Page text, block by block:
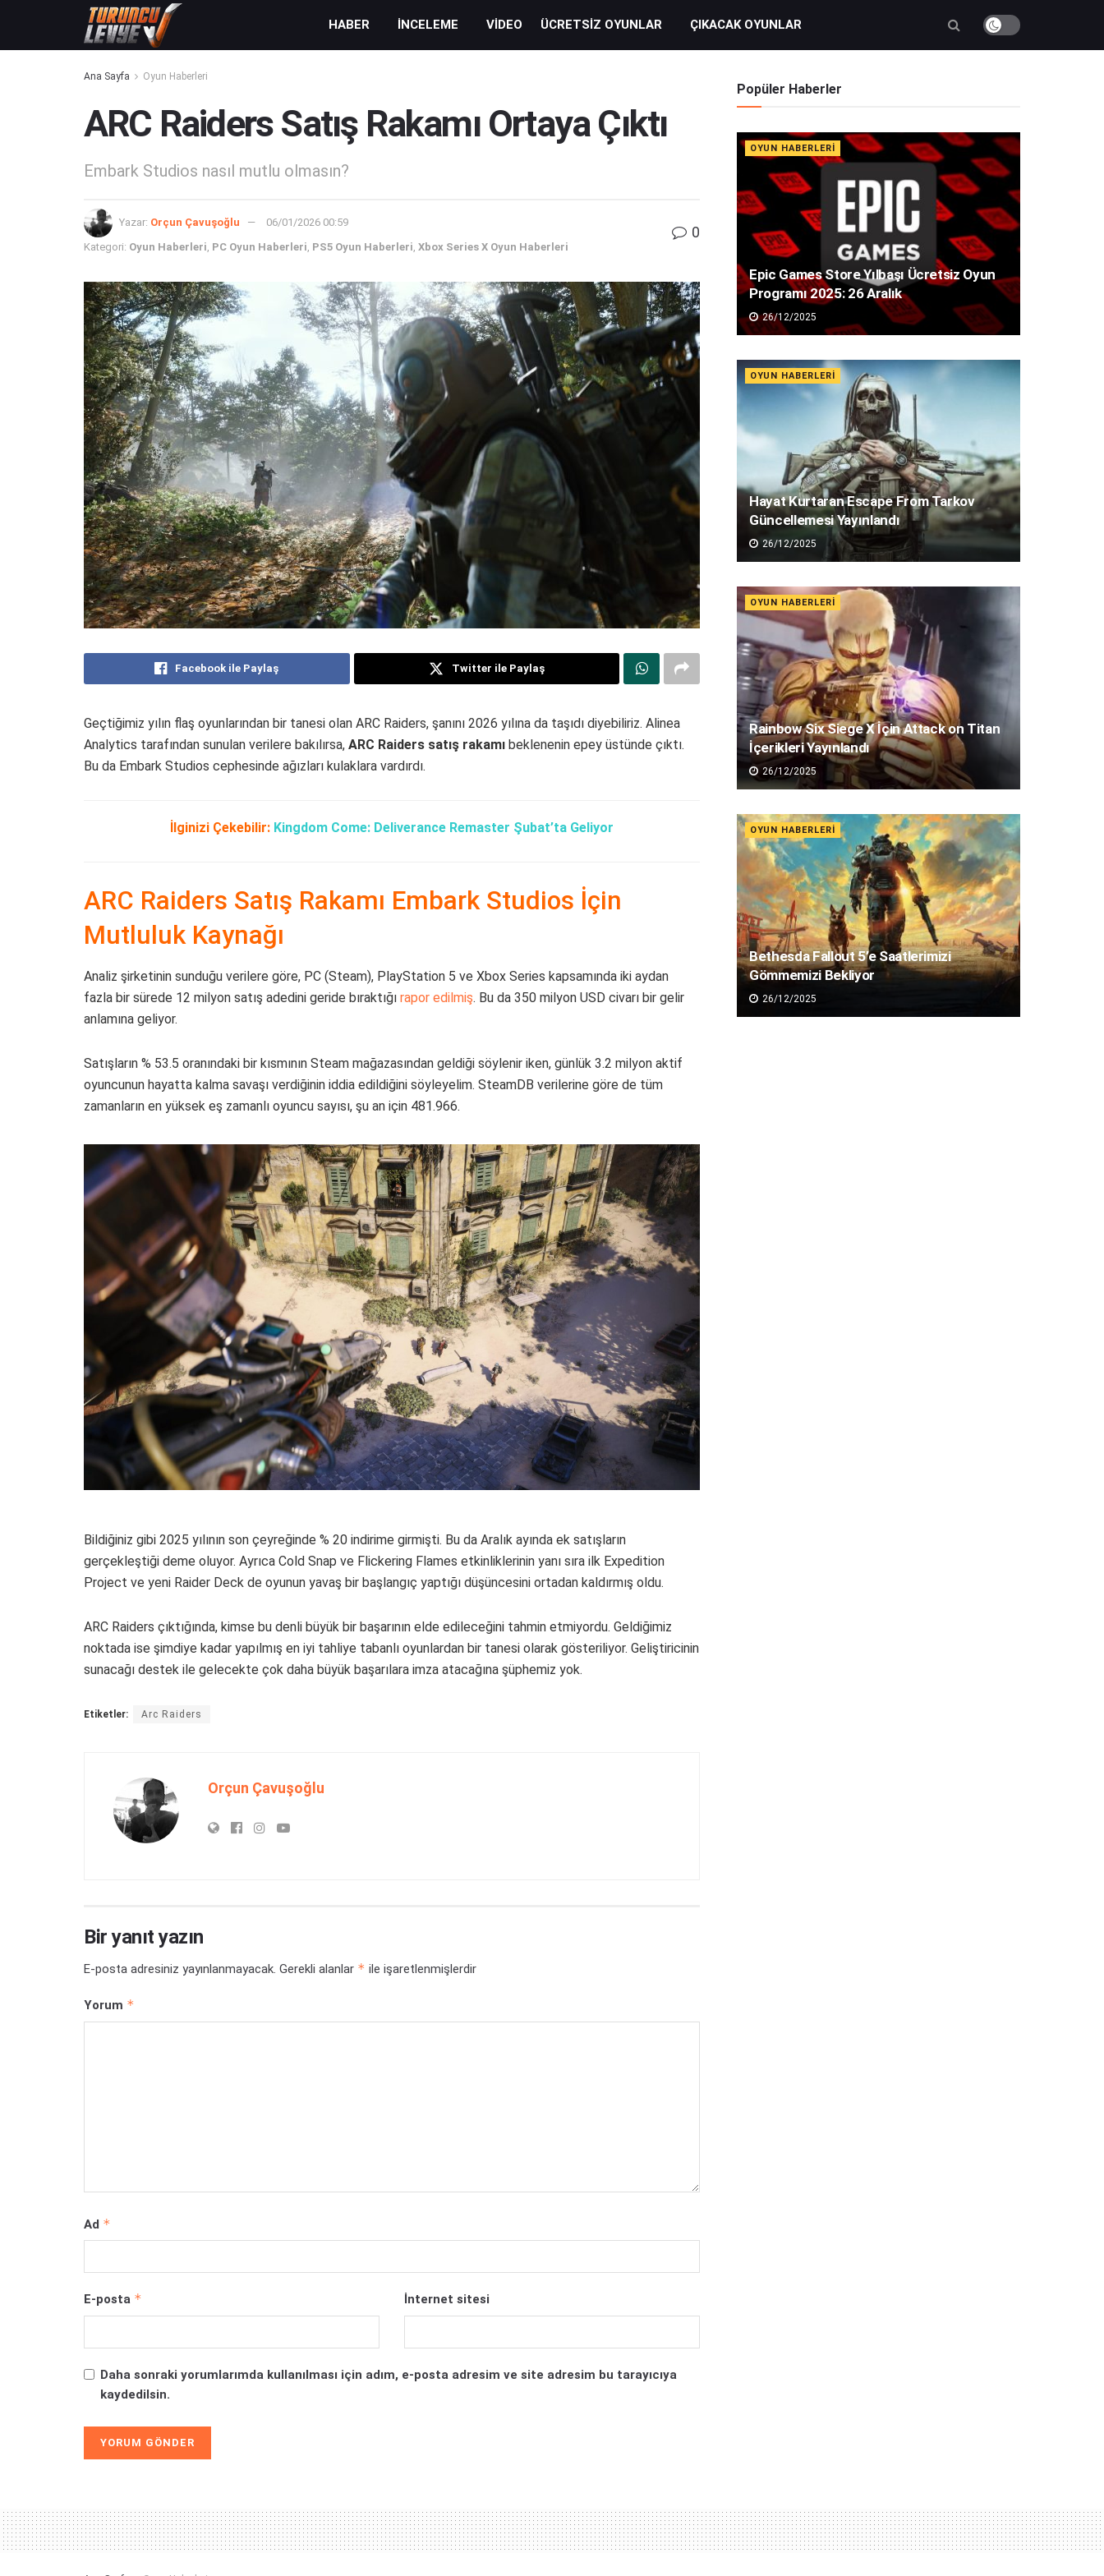
HABER İNCELEME VIDEO ÜCRETSIZ OYUNLAR ÇIKACAK OYUNLAR
Ana Sayfa Oyun Haberleri
ARC Raiders Satış Rakamı Ortaya Çıktı
Embark Studios nasıl mutlu olmasın?
Yazar: Orçun Çavuşoğlu 06/01/2026 00:59
Kategori: Oyun Haberleri, PC Oyun Haberleri, PS5 Oyun Haberleri, Xbox Series X Oyun Haberleri
0
Facebook ile Paylaş Twitter ile Paylaş
Geçtiğimiz yılın flaş oyunlarından bir tanesi olan ARC Raiders, şanını 2026 yılına da taşıdı diyebiliriz. Alinea
Analytics tarafından sunulan verilere bakılırsa, ARC Raiders satış rakamı beklenenin epey üstünde çıktı.
Bu da Embark Studios cephesinde ağızları kulaklara vardırdı.
İlginizi Çekebilir: Kingdom Come: Deliverance Remaster Şubat’ta Geliyor
ARC Raiders Satış Rakamı Embark Studios İçin
Mutluluk Kaynağı
Analiz şirketinin sunduğu verilere göre, PC (Steam), PlayStation 5 ve Xbox Series kapsamında iki aydan
fazla bir sürede 12 milyon satış adedini geride bıraktığı rapor edilmiş. Bu da 350 milyon USD civarı bir gelir
anlamına geliyor.
Satışların % 53.5 oranındaki bir kısmının Steam mağazasından geldiği söylenir iken, günlük 3.2 milyon aktif
oyuncunun hayatta kalma savaşı verdiğinin iddia edildiğini söyleyelim. SteamDB verilerine göre de tüm
zamanların en yüksek eş zamanlı oyuncu sayısı, şu an için 481.966.
Bildiğiniz gibi 2025 yılının son çeyreğinde % 20 indirime girmişti. Bu da Aralık ayında ek satışların
gerçekleştiği deme oluyor. Ayrıca Cold Snap ve Flickering Flames etkinliklerinin yanı sıra ilk Expedition
Project ve yeni Raider Deck de oyunun yavaş bir başlangıç yaptığı düşüncesini ortadan kaldırmış oldu.
ARC Raiders çıktığında, kimse bu denli büyük bir başarının elde edileceğini tahmin etmiyordu. Geldiğimiz
noktada ise şimdiye kadar yapılmış en iyi tahliye tabanlı oyunlardan bir tanesi olarak gösteriliyor. Geliştiricinin
sunacağı destek ile gelecekte çok daha büyük başarılara imza atacağına şüphemiz yok.
Etiketler: Arc Raiders
Orçun Çavuşoğlu
Bir yanıt yazın
E-posta adresiniz yayınlanmayacak. Gerekli alanlar * ile işaretlenmişlerdir
Yorum *
Ad *
E-posta * İnternet sitesi
Daha sonraki yorumlarımda kullanılması için adım, e-posta adresim ve site adresim bu tarayıcıya
kaydedilsin.
Popüler Haberler
OYUN HABERLERI
Epic Games Store Yılbaşı Ücretsiz Oyun
Programı 2025: 26 Aralık
26/12/2025
OYUN HABERLERI
Hayat Kurtaran Escape From Tarkov
Güncellemesi Yayınlandı
26/12/2025
OYUN HABERLERI
Rainbow Six Siege X İçin Attack on Titan
İçerikleri Yayınlandı
26/12/2025
OYUN HABERLERI
Bethesda Fallout 5’e Saatlerimizi
Gömmemizi Bekliyor
26/12/2025